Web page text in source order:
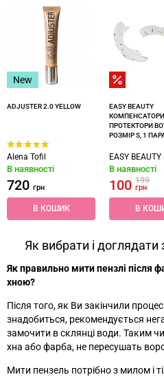
New
ADJUSTER 2.0 YELLOW
Alena Tofil
В наявності
720 грн
В КОШИК
EASY BEAUTY
КОМПЕНСАТОРИ
ПРОТЕКТОРИ
РОЗМІР S, 1
EASY BEAUTY
В наявності
100199
грн
В
Як вибрати і
Як правильно мити пензлі після
хною?
Після того, як Ви закінчили
знадобиться, рекомендується
замочити в склянці води. Таким
хна або фарба, не пересушать
Мити пензель потрібно з милом і